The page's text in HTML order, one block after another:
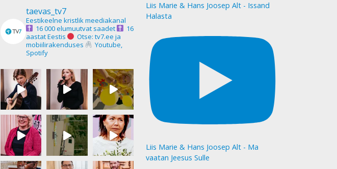
taevas_tv7
Eestikeelne kristlik meediakanal
16 000 elumuutvat saadet
16
aastat Eestis
Otse: tv7.ee ja
mobiilirakenduses
Youtube,
Spotify
Liis Marie & Hans Joosep Alt - Issand
Halasta
Liis Marie & Hans Joosep Alt - Ma
vaatan Jeesus Sulle